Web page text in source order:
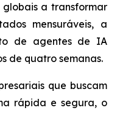
a transformar
mensuráveis, a
de agentes de IA
de quatro semanas.
que buscam
rápida e segura, o